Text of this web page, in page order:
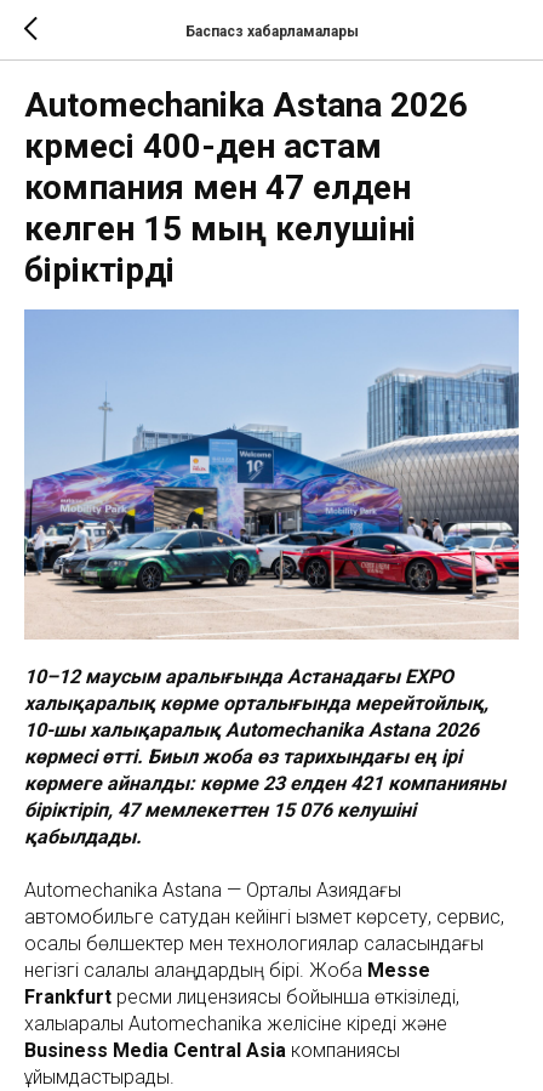
Баспасөз хабарламалары
Automechanika Astana 2026
көрмесі 400-ден астам
компания мен 47 елден
келген 15 мың келушіні
біріктірді
10–12 маусым аралығында Астанадағы EXPO
халықаралық көрме орталығында мерейтойлық,
10-шы халықаралық Automechanika Astana 2026
көрмесі өтті. Биыл жоба өз тарихындағы ең ірі
көрмеге айналды: көрме 23 елден 421 компанияны
біріктіріп, 47 мемлекеттен 15 076 келушіні
қабылдады.
Automechanika Astana — Орталық Азиядағы
автомобильге сатудан кейінгі қызмет көрсету, сервис,
қосалқы бөлшектер мен технологиялар саласындағы
негізгі салалық алаңдардың бірі. Жоба Messe
Frankfurt ресми лицензиясы бойынша өткізіледі,
халықаралық Automechanika желісіне кіреді және
Business Media Central Asia компаниясы
ұйымдастырады.